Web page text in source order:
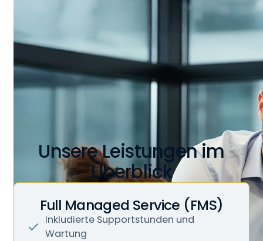
Unsere Leistungen im
Überblick
Full Managed Service (FMS)
Inkludierte Supportstunden und
Wartung